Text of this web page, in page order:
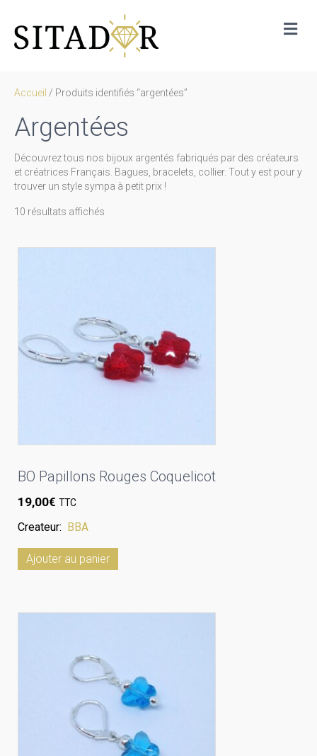
Accueil / Produits identifiés “argentées”
Argentées
Découvrez tous nos bijoux argentés fabriqués par des créateurs
et créatrices Français. Bagues, bracelets, collier. Tout y est pour y
trouver un style sympa à petit prix !
10 résultats affichés
BO Papillons Rouges Coquelicot
19,00€ TTC
Createur: BBA
Ajouter au panier